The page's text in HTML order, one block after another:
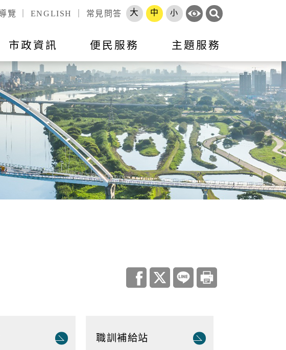
覽 ENGLISH 常見問答 大 中 小
動 活動訊息
市政資訊
市政會議紀錄 市政會議專題報告
統計資訊
議員所提地方建設建議
對民間團體補（捐）助
民生統計速報
統計資料庫查詢平台
開放資料
便民服務
公有不動產標租資訊 跨區服務網
二代智慧里長服務 智能客服
主題服務
戶政
戶籍登記申辦須知
服務時間
戶政規費收費標準
戶籍罰鍰處罰金額基準
表
異地申辦項目
就業
就業資訊
勞工大學
市府徵才
職訓補給站
原住民人力資源網
職訓補給站